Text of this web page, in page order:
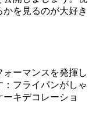
を見るのが大好き
ーマンスを発揮し
フライパンがしゃ
キデコレーショ